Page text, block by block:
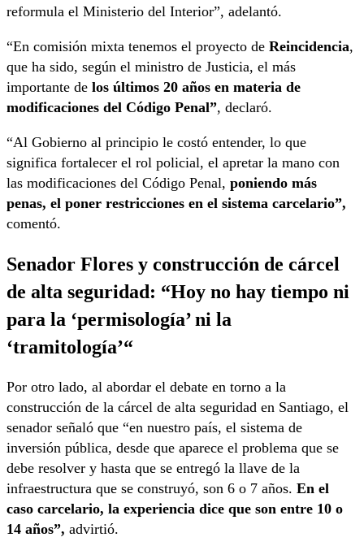
reformula el Ministerio del Interior”, adelantó.
“En comisión mixta tenemos el proyecto de Reincidencia,
que ha sido, según el ministro de Justicia, el más
importante de los últimos 20 años en materia de
modificaciones del Código Penal”, declaró.
“Al Gobierno al principio le costó entender, lo que
significa fortalecer el rol policial, el apretar la mano con
las modificaciones del Código Penal, poniendo más
penas, el poner restricciones en el sistema carcelario”,
comentó.
Senador Flores y construcción de cárcel
de alta seguridad: “Hoy no hay tiempo ni
para la ‘permisología’ ni la
‘tramitología’“
Por otro lado, al abordar el debate en torno a la
construcción de la cárcel de alta seguridad en Santiago, el
senador señaló que “en nuestro país, el sistema de
inversión pública, desde que aparece el problema que se
debe resolver y hasta que se entregó la llave de la
infraestructura que se construyó, son 6 o 7 años. En el
caso carcelario, la experiencia dice que son entre 10 o
14 años”, advirtió.